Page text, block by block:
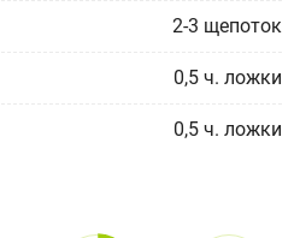
2-3 щепоток
0,5 ч. ложки
0,5 ч. ложки